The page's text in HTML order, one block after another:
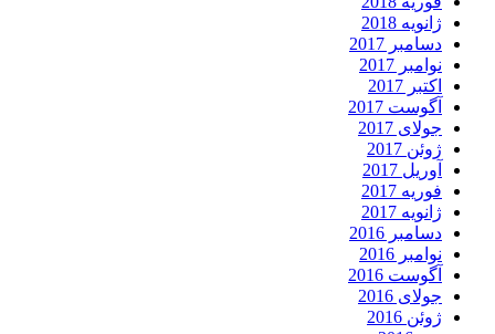
ژانویه 2018
دسامبر 2017
نوامبر 2017
اکتبر 2017
آگوست 2017
جولای 2017
ژوئن 2017
آوریل 2017
فوریه 2017
ژانویه 2017
دسامبر 2016
نوامبر 2016
آگوست 2016
جولای 2016
ژوئن 2016